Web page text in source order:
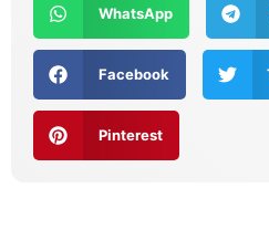
WhatsApp
Facebook
Pinterest